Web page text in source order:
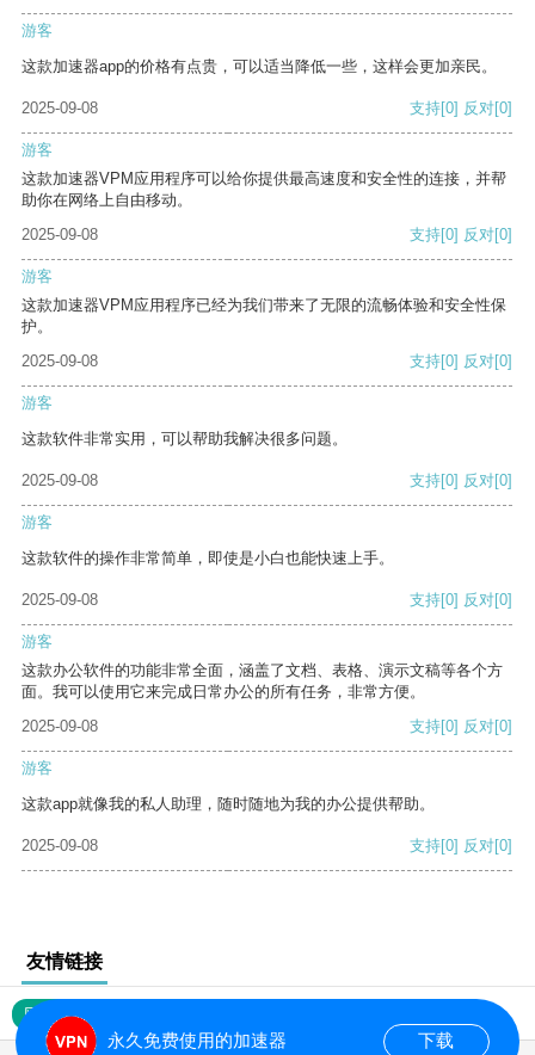
游客
这款加速器app的价格有点贵，可以适当降低一些，这样会更加亲民。
2025-09-08 支持[0] 反对[0]
游客
这款加速器VPM应用程序可以给你提供最高速度和安全性的连接，并帮
助你在网络上自由移动。
2025-09-08
支持[0] 反对[0]
游客
这款加速器VPM应用程序已经为我们带来了无限的流畅体验和安全性保
护。
2025-09-08
支持[0] 反对[0]
游客
这款软件非常实用，可以帮助我解决很多问题。
2025-09-08 支持[0] 反对[0]
游客
这款软件的操作非常简单，即使是小白也能快速上手。
2025-09-08 支持[0] 反对[0]
游客
这款办公软件的功能非常全面，涵盖了文档、表格、演示文稿等各个方
面。我可以使用它来完成日常办公的所有任务，非常方便。
2025-09-08
支持[0] 反对[0]
游客
这款app就像我的私人助理，随时随地为我的办公提供帮助。
2025-09-08 支持[0] 反对[0]
友情链接
网站地图
永久免费使用的加速器 下载